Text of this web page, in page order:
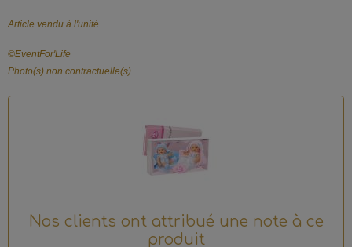
Article vendu à l'unité.
©️EventFor'Life
Photo(s) non contractuelle(s).
Nos clients ont attribué une note à ce
produit